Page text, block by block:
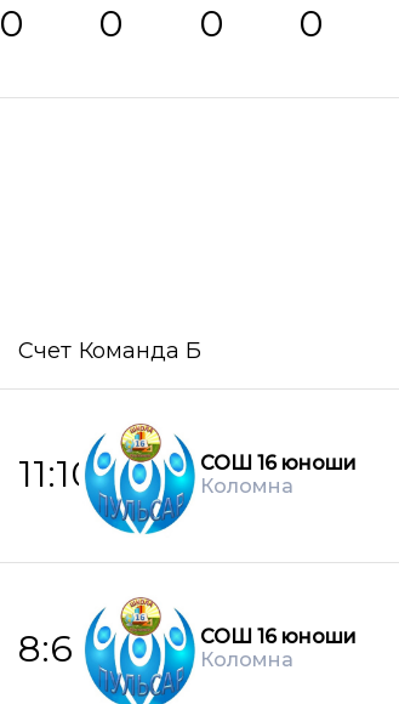
0 0 0 0
Счет Команда Б
11:10
СОШ 16 юноши
Коломна
8:6
СОШ 16 юноши
Коломна